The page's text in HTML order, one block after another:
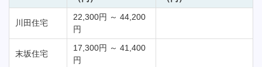
川田住宅
22,300円 ～ 44,200
円
末坂住宅
17,300円 ～ 41,400
円